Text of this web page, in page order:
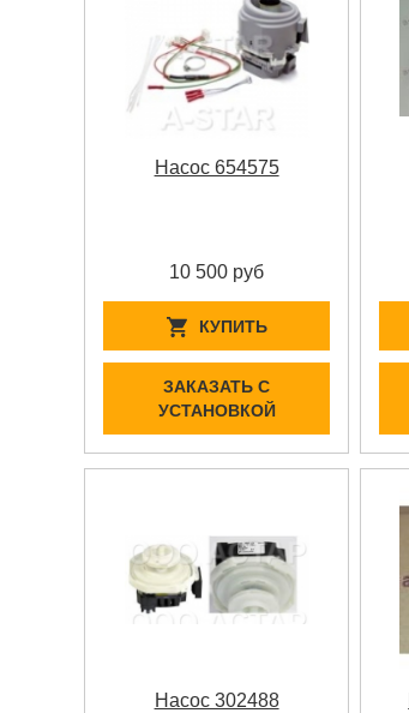
Насос 654575
10 500 руб
КУПИТЬ
ЗАКАЗАТЬ С
УСТАНОВКОЙ
Насос 302488